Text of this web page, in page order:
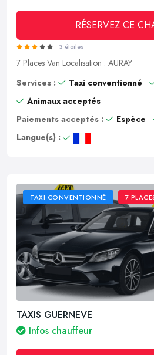
RÉSERVEZ CE
3 étoiles
7 Places Van Localisation : AURAY
Services :
Taxi conventionné
Animaux acceptés
Paiements acceptés :
Espèce
Langue(s) :
TAXI CONVENTIONNÉ 7
TAXIS GUERNEVE
Infos chauffeur